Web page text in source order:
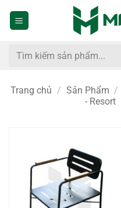
dung
Tìm
Trang chủ / Sản Phẩm /
- Resort